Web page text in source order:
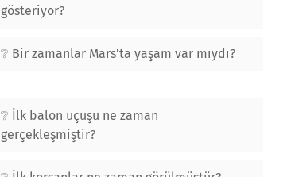
gösteriyor?
Bir zamanlar Mars'ta yaşam var mıydı?
İlk balon uçuşu ne zaman
gerçekleşmiştir?